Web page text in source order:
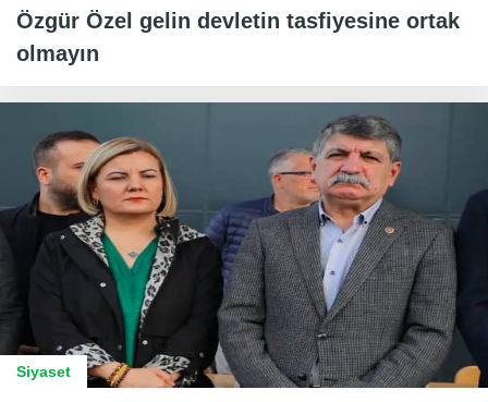
Özgür Özel gelin devletin tasfiyesine ortak
olmayın
Siyaset